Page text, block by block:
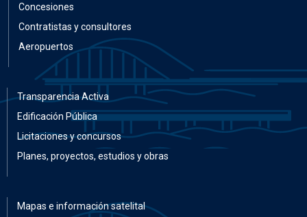
Concesiones
Contratistas y consultores
Aeropuertos
Transparencia Activa
Edificación Pública
Licitaciones y concursos
Planes, proyectos, estudios y obras
Mapas e información satelital